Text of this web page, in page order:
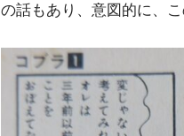
の話もあり、意図的に、